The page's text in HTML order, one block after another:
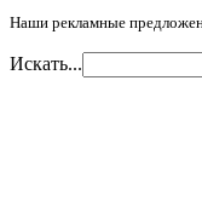
Наши рекламные
Искать...